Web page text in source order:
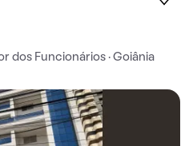
dos Funcionários · Goiânia